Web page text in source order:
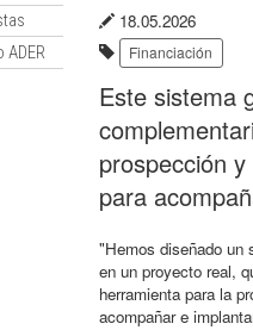
Fecha
de
18.05.2026
Etiquetas:
Financiación
Este sistema
prospección
para
"Hemos diseñado un
en un proyecto real,
herramienta para la
acompañar e